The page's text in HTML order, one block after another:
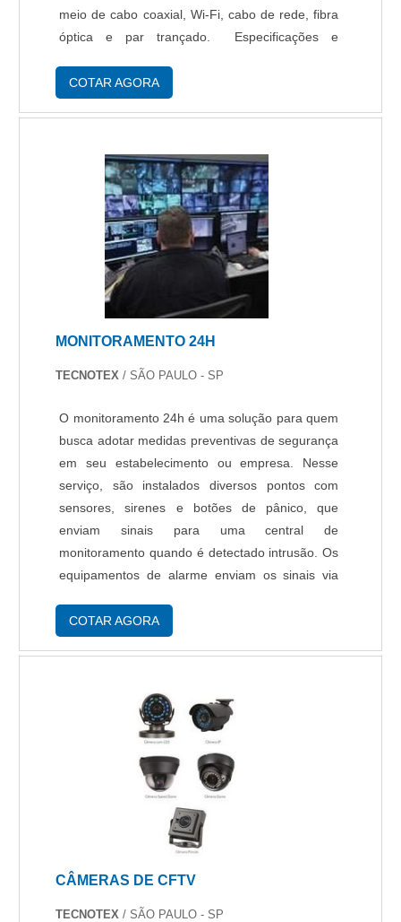
meio de cabo coaxial, Wi-Fi, cabo de rede, fibra
óptica e par trançado. Especificações e
e segurança alcançados com a instalação das
COTAR AGORA
MONITORAMENTO 24H
TECNOTEX / SÃO PAULO - SP
O monitoramento 24h é uma solução para quem
busca adotar medidas preventivas de segurança
em seu estabelecimento ou empresa. Nesse
serviço, são instalados diversos pontos com
sensores, sirenes e botões de pânico, que
enviam sinais para uma central de
monitoramento quando é detectado intrusão. Os
equipamentos de alarme enviam os sinais via
características do serviço de monitoramento 24h
COTAR AGORA
CÂMERAS DE CFTV
TECNOTEX / SÃO PAULO - SP